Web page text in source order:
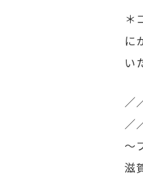
＊
に
い
／
／
～
滋